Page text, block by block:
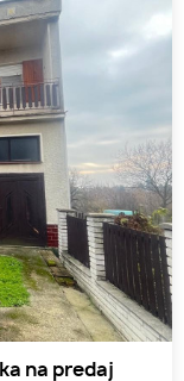
na predaj